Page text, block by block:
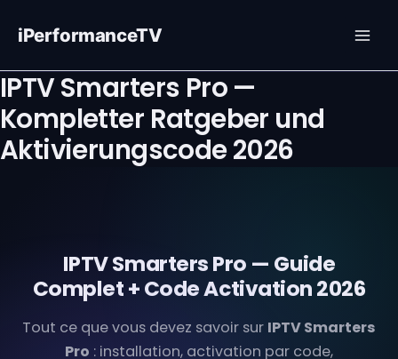
InhaltiPerformanceTV
IPTV Smarters Pro —
Kompletter Ratgeber und
Aktivierungscode 2026
IPTV Smarters Pro — Guide
Complet + Code Activation 2026
Tout ce que vous devez savoir sur IPTV Smarters
Pro : installation, activation par code,